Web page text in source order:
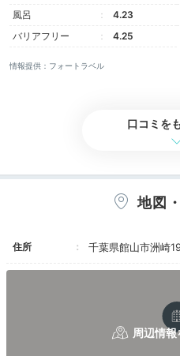
灯台や海を臨む客室
風呂
4.23
バリアフリー
4.25
情報提供：フォートラベル
口コミを
地図
住所 千葉県館山市洲崎